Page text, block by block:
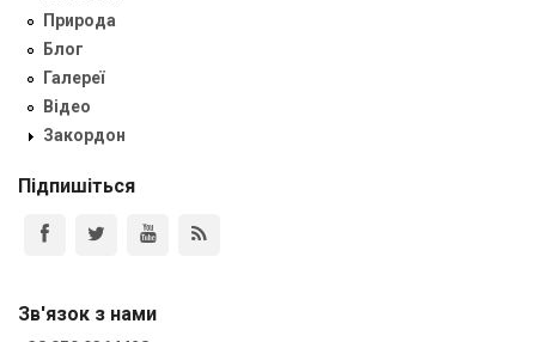
Природа
Блог
Галереї
Відео
Закордон
Підпишіться
Зв'язок з нами